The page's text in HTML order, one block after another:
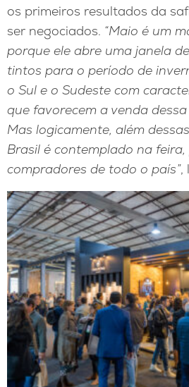
os primeiros resultados da
ser negociados. “Maio é um
porque ele abre uma janela
tintos para o período de
o Sul e o Sudeste com
que favorecem a venda
Mas logicamente, além
Brasil é contemplado na feira,
compradores de todo o país”,